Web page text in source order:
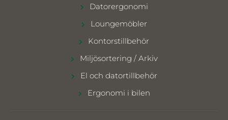
Datorergonomi
Loungemöbler
Kontorstillbehör
Miljösortering / Arkiv
El och datortillbehör
Ergonomi i bilen